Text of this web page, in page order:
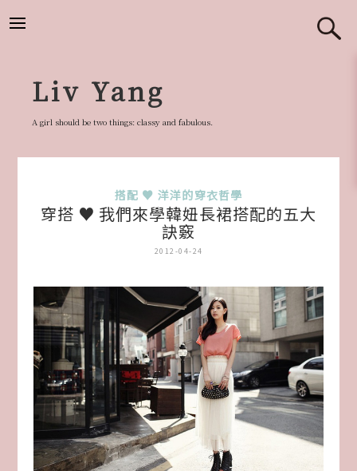
Liv Yang
A girl should be two things: classy and fabulous.
搭配 ♥ 洋洋的穿衣哲學
穿搭 ♥ 我們來學韓妞長裙搭配的五大
訣竅
2012-04-24